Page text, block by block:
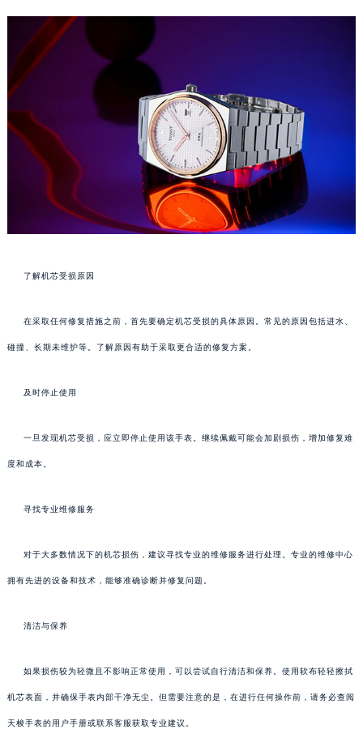
了解机芯受损原因
在采取任何修复措施之前，首先要确定机芯受损的具体原因。常见的原因包括进水、
碰撞、长期未维护等。了解原因有助于采取更合适的修复方案。
及时停止使用
一旦发现机芯受损，应立即停止使用该手表。继续佩戴可能会加剧损伤，增加修复难
度和成本。
寻找专业维修服务
对于大多数情况下的机芯损伤，建议寻找专业的维修服务进行处理。专业的维修中心
拥有先进的设备和技术，能够准确诊断并修复问题。
清洁与保养
如果损伤较为轻微且不影响正常使用，可以尝试自行清洁和保养。使用软布轻轻擦拭
机芯表面，并确保手表内部干净无尘。但需要注意的是，在进行任何操作前，请务必查阅
天梭手表的用户手册或联系客服获取专业建议。